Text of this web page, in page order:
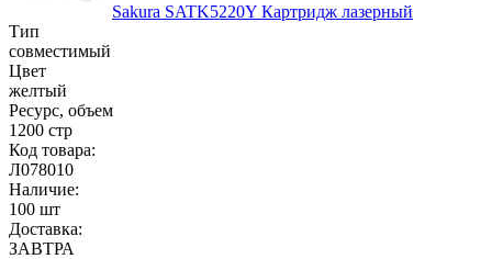
Sakura SATK5220Y Картридж лазерный
Тип
совместимый
Цвет
желтый
Ресурс, объем
1200 стр
Код товара:
Л078010
Наличие:
100 шт
Доставка:
ЗАВТРА